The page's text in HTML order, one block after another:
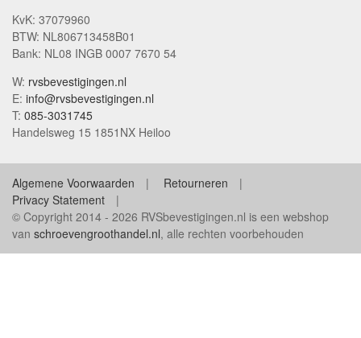
KvK: 37079960
BTW: NL806713458B01
Bank: NL08 INGB 0007 7670 54
W: rvsbevestigingen.nl
E: info@rvsbevestigingen.nl
T: 085-3031745
Handelsweg 15 1851NX Heiloo
Algemene Voorwaarden
Retourneren
Privacy Statement
© Copyright 2014 - 2026 RVSbevestigingen.nl is een webshop
van schroevengroothandel.nl, alle rechten voorbehouden